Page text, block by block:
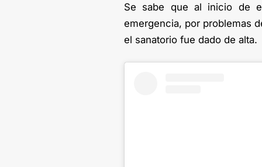
Se sabe que al inicio de
emergencia, por problemas
el sanatorio fue dado de alta.